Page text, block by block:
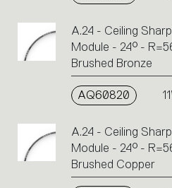
A.24 - Ceiling
Module - 24° -
Brushed Bronze
AQ60820
A.24 - Ceiling
Module - 24° -
Brushed Copper